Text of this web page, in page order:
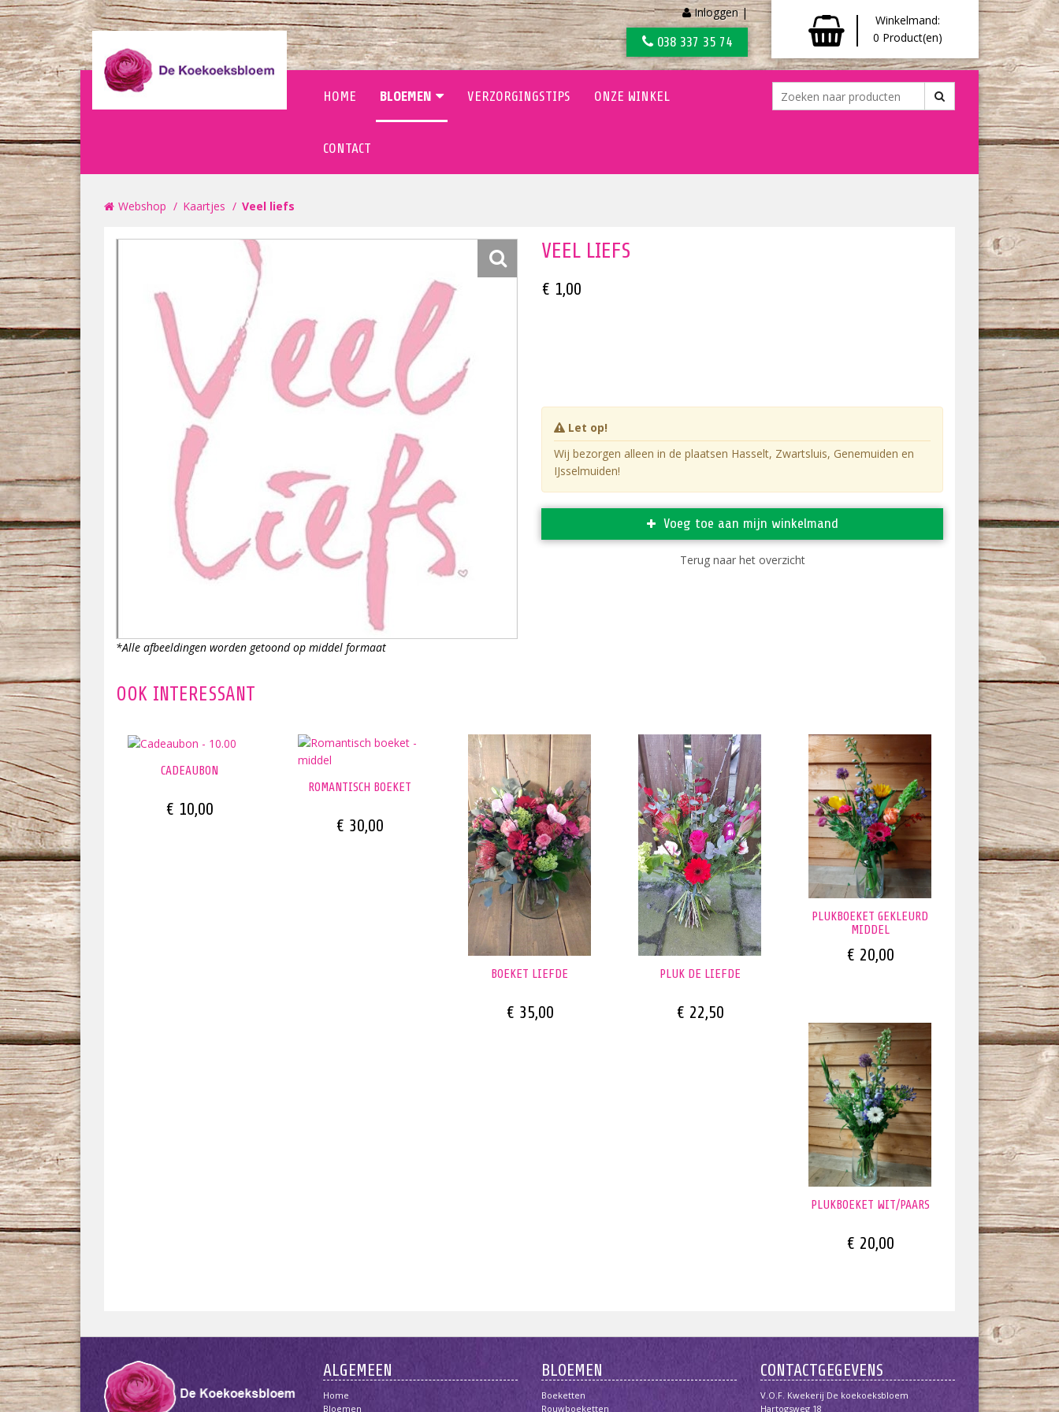
Inloggen |
038 337 35 74
Winkelmand:
0 Product(en)
HOME BLOEMEN VERZORGINGSTIPS ONZE WINKEL
CONTACT
Webshop Kaartjes Veel liefs
*Alle afbeeldingen worden getoond op middel formaat
VEEL LIEFS
€ 1,00
Let op!
Wij bezorgen alleen in de plaatsen Hasselt, Zwartsluis, Genemuiden en
IJsselmuiden!
Voeg toe aan mijn winkelmand
Terug naar het overzicht
OOK INTERESSANT
CADEAUBON
€ 10,00
ROMANTISCH BOEKET
€ 30,00
BOEKET LIEFDE
€ 35,00
PLUK DE LIEFDE
€ 22,50
PLUKBOEKET GEKLEURD
MIDDEL
€ 20,00
PLUKBOEKET WIT/PAARS
€ 20,00
ALGEMEEN
Home
Bloemen
BLOEMEN
Boeketten
Rouwboeketten
CONTACTGEGEVENS
V.O.F. Kwekerij De koekoeksbloem
Hartogsweg 18